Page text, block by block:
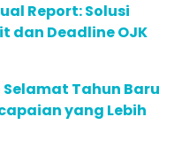
Report: Solusi
dan Deadline OJK
Tahun Baru
yang Lebih